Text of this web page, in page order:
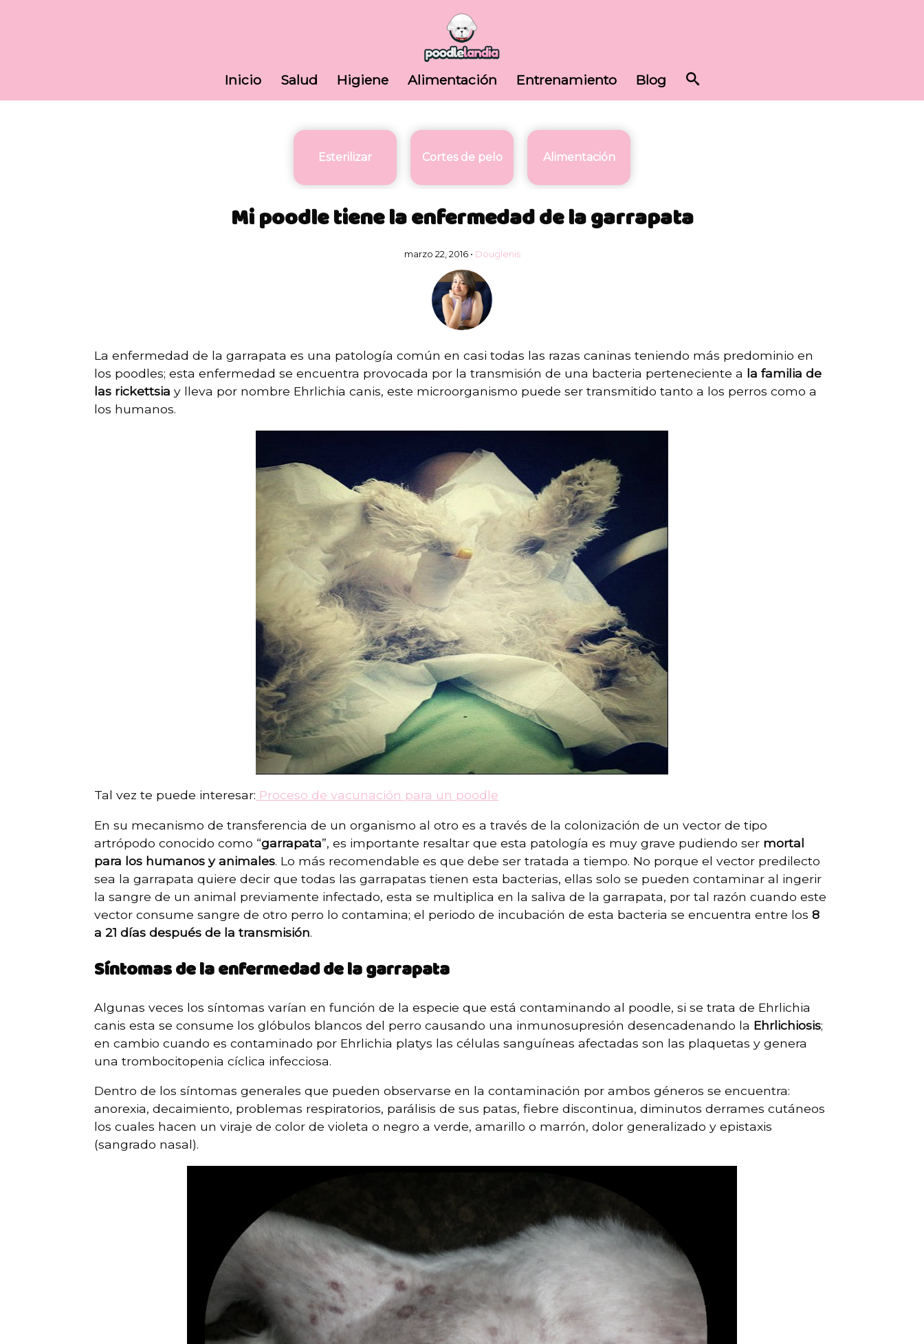
Inicio Salud Higiene Alimentación Entrenamiento Blog
Esterilizar Cortes de pelo Alimentación
Mi poodle tiene la enfermedad de la garrapata
marzo 22, 2016 • Douglenis
La enfermedad de la garrapata es una patología común en casi todas las razas caninas teniendo más predominio en
los poodles; esta enfermedad se encuentra provocada por la transmisión de una bacteria perteneciente a la familia de
las rickettsia y lleva por nombre Ehrlichia canis, este microorganismo puede ser transmitido tanto a los perros como a
los humanos.
Tal vez te puede interesar: Proceso de vacunación para un poodle
En su mecanismo de transferencia de un organismo al otro es a través de la colonización de un vector de tipo
artrópodo conocido como “garrapata”, es importante resaltar que esta patología es muy grave pudiendo ser mortal
para los humanos y animales. Lo más recomendable es que debe ser tratada a tiempo. No porque el vector predilecto
sea la garrapata quiere decir que todas las garrapatas tienen esta bacterias, ellas solo se pueden contaminar al ingerir
la sangre de un animal previamente infectado, esta se multiplica en la saliva de la garrapata, por tal razón cuando este
vector consume sangre de otro perro lo contamina; el periodo de incubación de esta bacteria se encuentra entre los 8
a 21 días después de la transmisión.
Síntomas de la enfermedad de la garrapata
Algunas veces los síntomas varían en función de la especie que está contaminando al poodle, si se trata de Ehrlichia
canis esta se consume los glóbulos blancos del perro causando una inmunosupresión desencadenando la Ehrlichiosis;
en cambio cuando es contaminado por Ehrlichia platys las células sanguíneas afectadas son las plaquetas y genera
una trombocitopenia cíclica infecciosa.
Dentro de los síntomas generales que pueden observarse en la contaminación por ambos géneros se encuentra:
anorexia, decaimiento, problemas respiratorios, parálisis de sus patas, fiebre discontinua, diminutos derrames cutáneos
los cuales hacen un viraje de color de violeta o negro a verde, amarillo o marrón, dolor generalizado y epistaxis
(sangrado nasal).